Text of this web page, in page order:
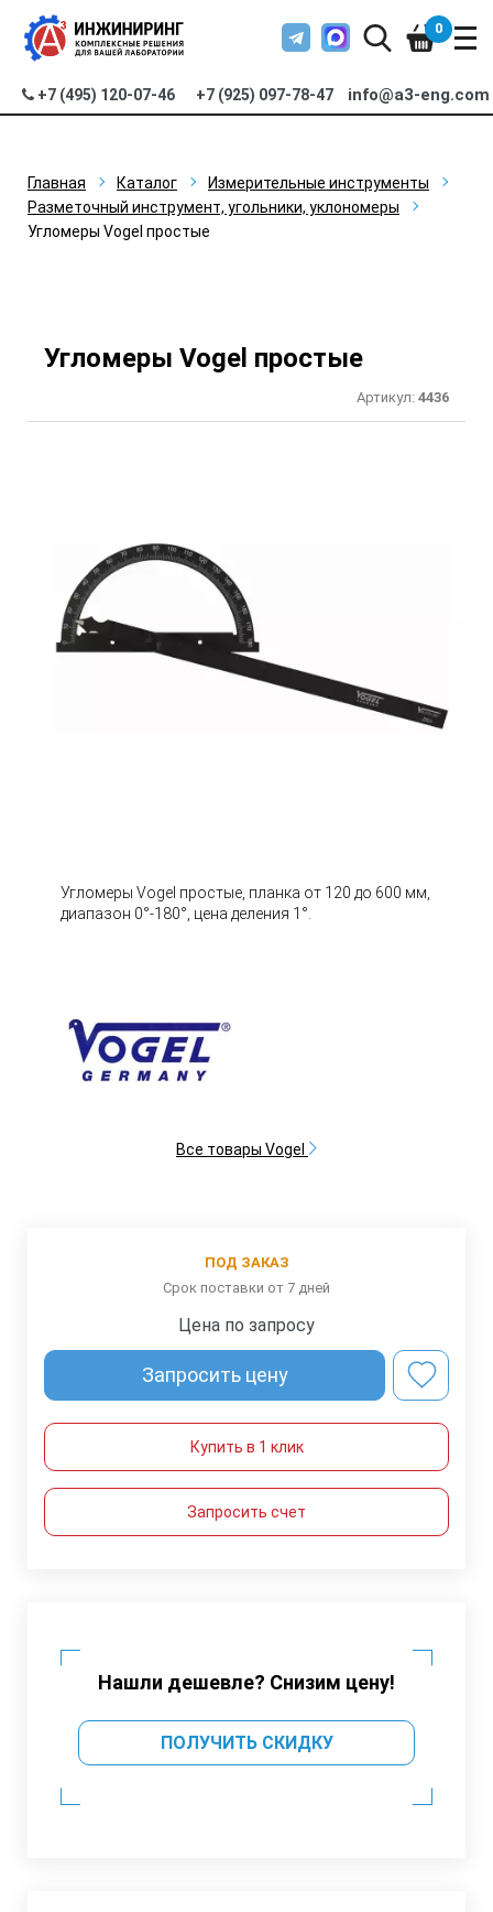
+7 (495) 120-07-46 +7 (925) 097-78-47 info@a3-eng.com
0
Главная Каталог
Измерительные инструменты
Разметочный инструмент, угольники, уклономеры
Угломеры Vogel простые
Угломеры Vogel простые
Артикул: 4436
Угломеры Vogel простые, планка от 120 до 600 мм,
диапазон 0°-180°, цена деления 1°.
Все товары Vogel
ПОД ЗАКАЗ
Срок поставки от 7 дней
Цена по запросу
Запросить цену
Купить в 1 клик
Запросить счет
Нашли дешевле? Снизим цену!
ПОЛУЧИТЬ СКИДКУ